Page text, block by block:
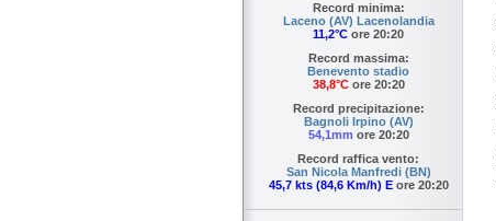
Record minima:
Laceno (AV) Lacenolandia
11,2°C ore 20:20
Record massima:
Benevento stadio
38,8°Core 20:20
Record precipitazione:
Bagnoli Irpino (AV)
54,1mm ore 20:20
Record raffica vento:
San Nicola Manfredi (BN)
45,7 kts (84,6 Km/h) Eore 20:20